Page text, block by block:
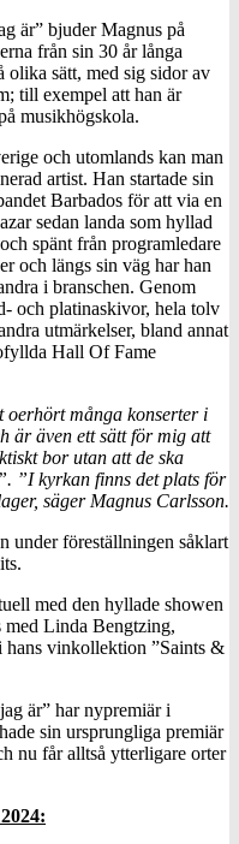
är” bjuder Magnus på
från sin 30 år långa
olika sätt, med sig sidor av
till exempel att han är
musikhögskola.
och utomlands kan man
artist. Han startade sin
Barbados för att via en
sedan landa som hyllad
spänt från programledare
och längs sin väg har han
i branschen. Genom
och platinaskivor, hela tolv
utmärkelser, bland annat
Hall Of Fame
många konserter i
är även ett sätt för mig att
bor utan att de ska
”I kyrkan finns det plats för
säger Magnus Carlsson.
under föreställningen såklart
med den hyllade showen
med Linda Bengtzing,
hans vinkollektion ”Saints &
är” har nypremiär i
sin ursprungliga premiär
nu får alltså ytterligare orter